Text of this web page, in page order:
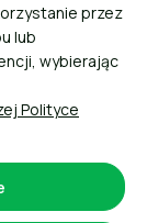
przez
lub
wybierając
Polityce